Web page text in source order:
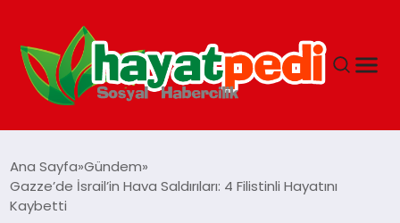
YAŞAM
Ana Sayfa Gündem
Gazze’de İsrail’in Hava Saldırıları: 4 Filistinli Hayatını
Kaybetti